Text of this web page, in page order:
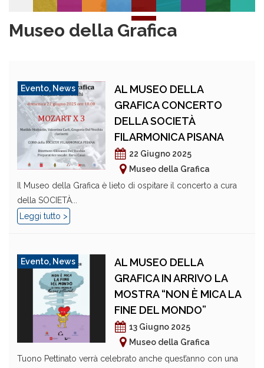
Museo della Grafica
Evento, News
AL MUSEO DELLA
GRAFICA CONCERTO
DELLA SOCIETÀ
FILARMONICA PISANA
22 Giugno 2025
Museo della Grafica
Il Museo della Grafica è lieto di ospitare il concerto a cura
della SOCIETÀ...
Leggi tutto >
Evento, News
AL MUSEO DELLA
GRAFICA IN ARRIVO LA
MOSTRA “NON È MICA LA
FINE DEL MONDO”
13 Giugno 2025
Museo della Grafica
Tuono Pettinato verrà celebrato anche quest’anno con una